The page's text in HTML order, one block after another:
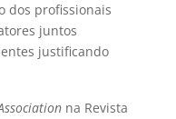
dos profissionais
juntos
justificando
na Revista